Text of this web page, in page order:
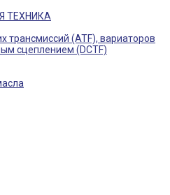
ТЕХНИКА
трансмиссий (ATF), вариаторов
сцеплением (DCTF)